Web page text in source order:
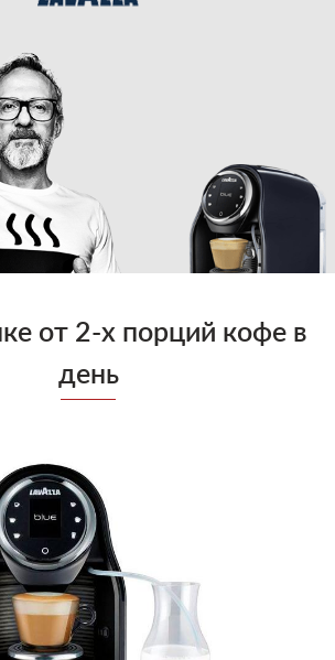
от 2-х порций кофе в
день